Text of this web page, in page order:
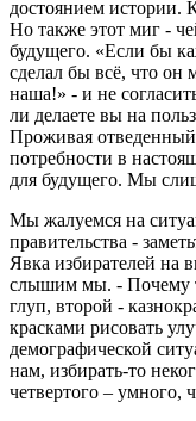
достоянием
Но также этот миг -
будущего. «Если бы
сделал бы всё, что он
наша!» - и не
ли делаете вы на
Проживая
потребности в
для будущего. Мы
Мы жалуемся на
правительства -
Явка избирателей на
слышим мы. - Почему
глуп, второй -
красками рисовать
демографической
нам, избирать-то
четвертого – умного,